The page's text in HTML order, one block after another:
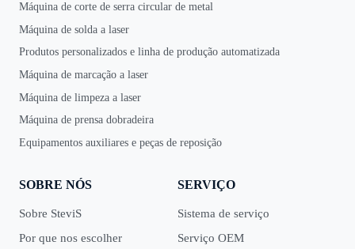
Máquina de corte de serra circular de metal
Máquina de solda a laser
Produtos personalizados e linha de produção automatizada
Máquina de marcação a laser
Máquina de limpeza a laser
Máquina de prensa dobradeira
Equipamentos auxiliares e peças de reposição
SOBRE NÓS
Sobre SteviS
Por que nos escolher
SERVIÇO
Sistema de serviço
Serviço OEM